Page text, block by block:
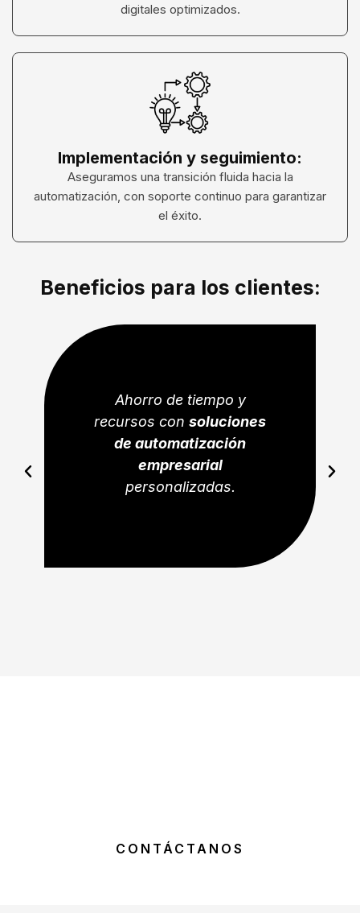
digitales optimizados.
Implementación y seguimiento:
Aseguramos una transición fluida hacia la
automatización, con soporte continuo para garantizar
el éxito.
Beneficios para los clientes:
Ahorro de tiempo y
recursos con soluciones
de automatización
empresarial
personalizadas.
Previous Next
CONTÁCTANOS